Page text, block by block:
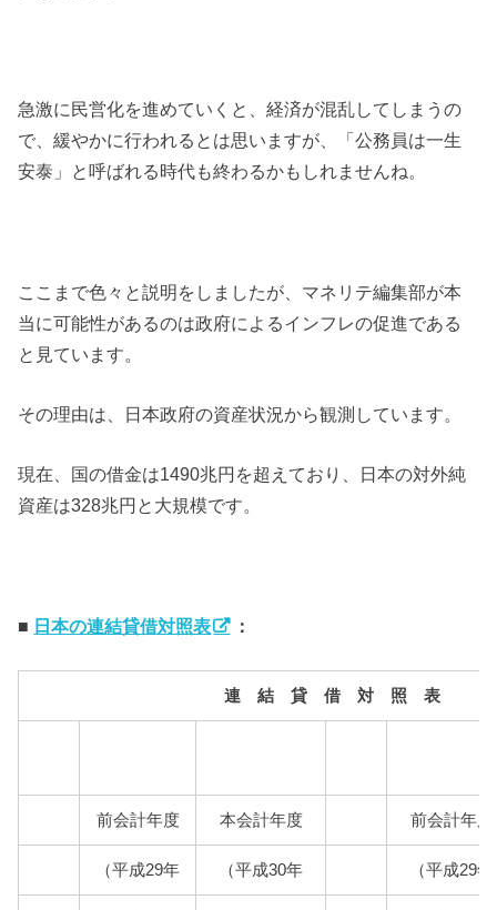
急激に民営化を進めていくと、経済が混乱してしまうの
で、緩やかに行われるとは思いますが、「公務員は一生
安泰」と呼ばれる時代も終わるかもしれませんね。
ここまで色々と説明をしましたが、マネリテ編集部が本
当に可能性があるのは政府によるインフレの促進である
と見ています。
その理由は、日本政府の資産状況から観測しています。
現在、国の借金は1490兆円を超えており、日本の対外純
資産は328兆円と大規模です。
■ 日本の連結貸借対照表 ：
連 結 貸 借 対 照 表
前会計年度 本会計年度 前会計年度
（平成29年 （平成30年 （平成29年